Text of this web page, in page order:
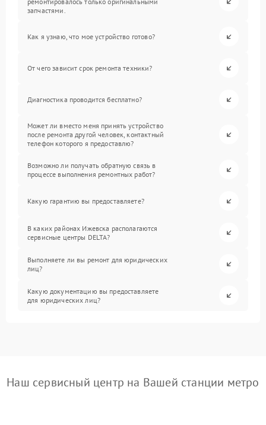
запчастями.
Как я узнаю, что мое устройство готово?
От чего зависит срок ремонта техники?
Диагностика проводится бесплатно?
Может ли вместо меня принять устройство
после ремонта другой человек, контактный
телефон которого я предоставлю?
Возможно ли получать обратную связь в
процессе выполнения ремонтных работ?
Какую гарантию вы предоставляете?
В каких районах Ижевска располагаются
сервисные центры DELTA?
Выполняете ли вы ремонт для юридических
лиц?
Какую документацию вы предоставляете
для юридических лиц?
Наш сервисный центр на Вашей станции метро